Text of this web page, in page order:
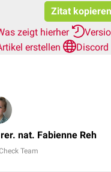
Zitat kopieren
zeigt hierher
erstellen
Discord
nat. Fabienne Reh
Team